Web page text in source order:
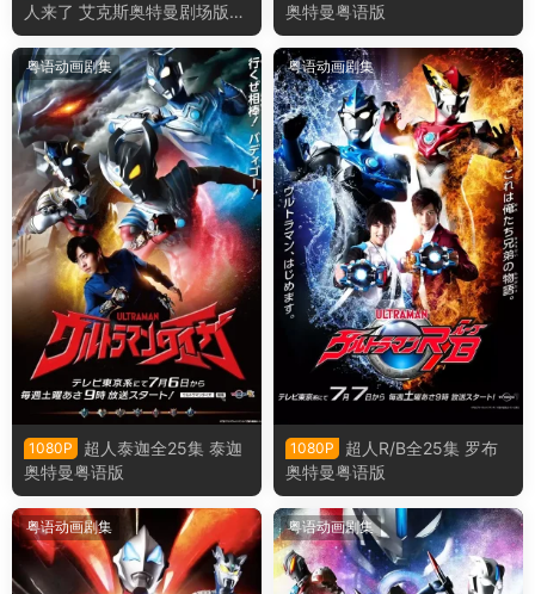
人来了 艾克斯奥特曼剧场版：
来了！我们的奥特曼粤语版
奥特曼粤语版
粤语动画剧集
1080P
超人泰迦全25集 泰迦
奥特曼粤语版
粤语动画剧集
1080P
超人R/B全25集 罗布
奥特曼粤语版
粤语动画剧集 粤语动画剧集